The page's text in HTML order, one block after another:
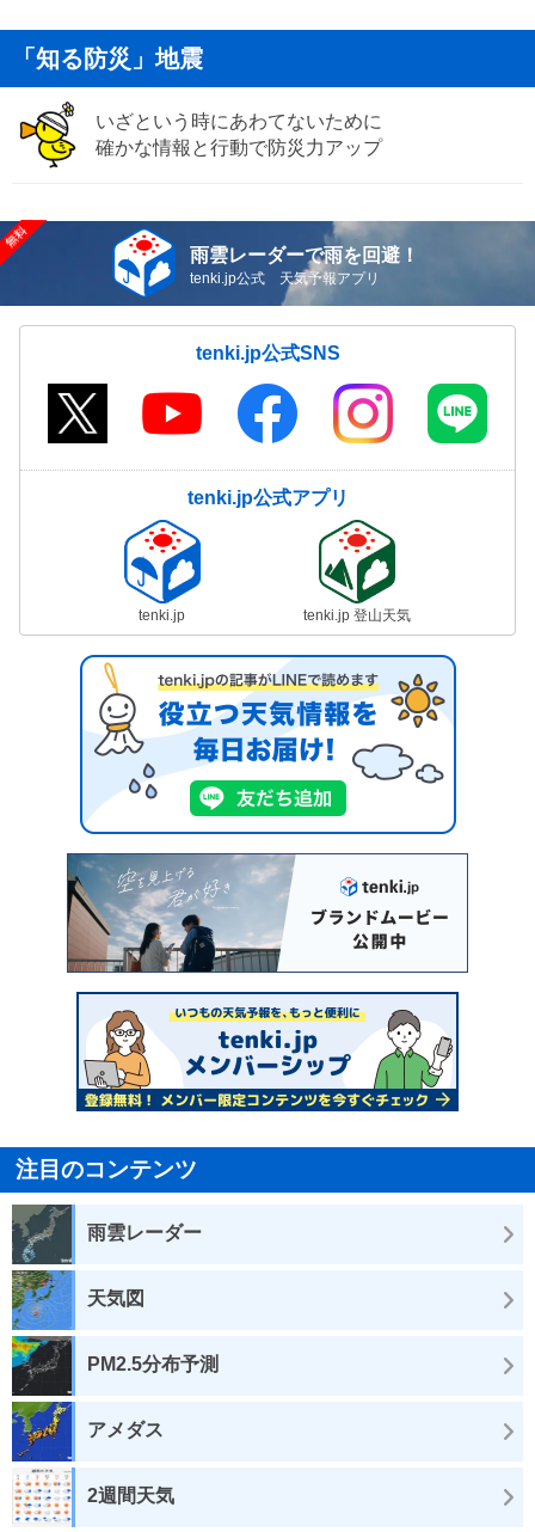
「知る防災」地震
いざという時にあわてないために
確かな情報と行動で防災力アップ
雨雲レーダーで雨を回避！
tenki.jp公式 天気予報アプリ
tenki.jp公式SNS
tenki.jp公式アプリ
tenki.jp tenki.jp 登山天気
注目のコンテンツ
雨雲レーダー
天気図
PM2.5分布予測
アメダス
2週間天気